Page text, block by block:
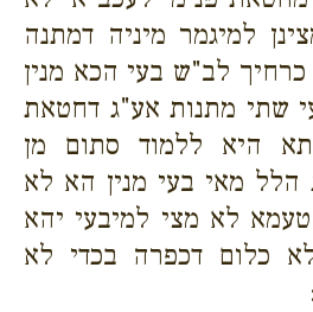
למיגמר מיניה דמתנה
לב"ש בעי הכא מנין
שתי מתנות אע"ג דחטאת
היא ללמוד סתום מן
הלל מאי בעי מנין הא לא
לא מצי למיבעי יהא
כלום דכפרה בכדי לא